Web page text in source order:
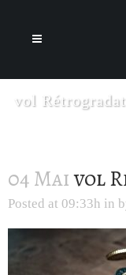
vol
04 Maivol
Posted at 09:33h in